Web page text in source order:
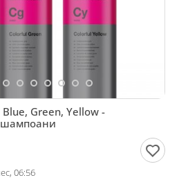
Green, Yellow -
шампоани
06:56